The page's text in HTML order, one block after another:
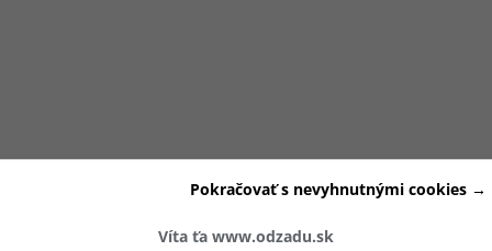
šoku nedostala ani do semifinále
Víta ťa www.odzadu.sk
Pokračovať s nevyhnutnými cookies →